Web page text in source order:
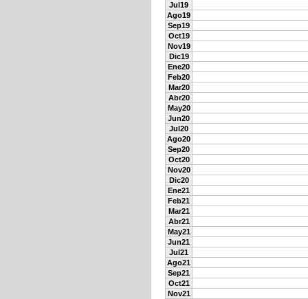
Jul19
Ago19
Sep19
Oct19
Nov19
Dic19
Ene20
Feb20
Mar20
Abr20
May20
Jun20
Jul20
Ago20
Sep20
Oct20
Nov20
Dic20
Ene21
Feb21
Mar21
Abr21
May21
Jun21
Jul21
Ago21
Sep21
Oct21
Nov21